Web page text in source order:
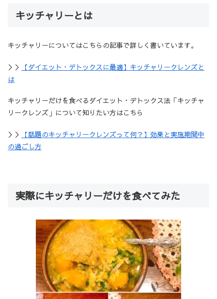
キッチャリーとは
キッチャリーについてはこちらの記事で詳しく書いています。
＞＞
【ダイエット・デトックスに最適】キッチャリークレンズと
は
キッチャリーだけを食べるダイエット・デトックス法「キッチャ
リークレンズ」について知りたい方はこちら
＞＞
【話題のキッチャリークレンズって何？】効果と実施期間中
の過ごし方
実際にキッチャリーだけを食べてみた